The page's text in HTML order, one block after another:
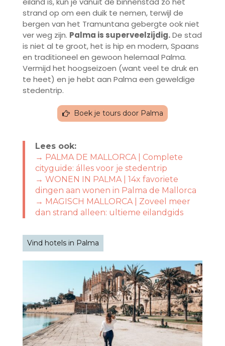
strand op om een duik te nemen, terwijl de
bergen van het Tramuntana gebergte ook niet
ver weg zijn. Palma is superveelzijdig.De stad
is niet al te groot, het is hip en modern, Spaans
en traditioneel en gewoon helemaal Palma.
Vermijd het hoogseizoen (want veel te druk en
te heet) en je hebt aan Palma een geweldige
stedentrip.
Boek je tours door Palma
Lees ook:
→ PALMA DE MALLORCA | Complete
cityguide: álles voor je stedentrip
→ WONEN IN PALMA | 14x favoriete
dingen aan wonen in Palma de Mallorca
→ MAGISCH MALLORCA | Zoveel meer
dan strand alleen: ultieme eilandgids
Vind hotels in Palma